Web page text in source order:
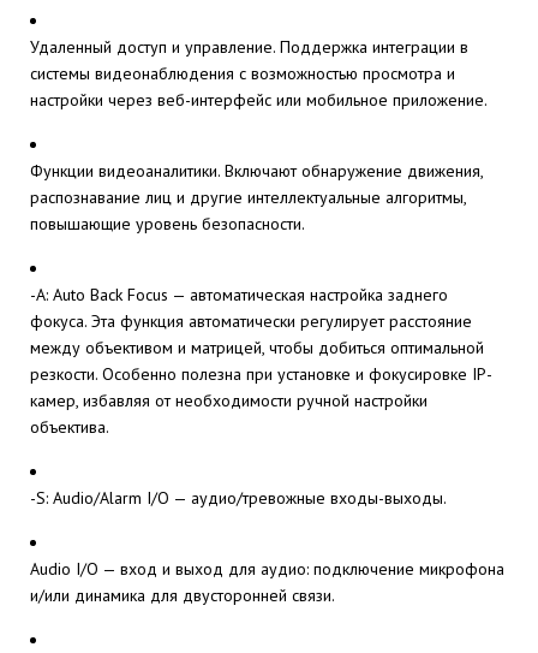
Удаленный доступ и управление. Поддержка интеграции в
системы видеонаблюдения с возможностью просмотра и
настройки через веб-интерфейс или мобильное приложение.
Функции видеоаналитики. Включают обнаружение движения,
распознавание лиц и другие интеллектуальные алгоритмы,
повышающие уровень безопасности.
-A: Auto Back Focus — автоматическая настройка заднего
фокуса. Эта функция автоматически регулирует расстояние
между объективом и матрицей, чтобы добиться оптимальной
резкости. Особенно полезна при установке и фокусировке IP-
камер, избавляя от необходимости ручной настройки
объектива.
-S: Audio/Alarm I/O — аудио/тревожные входы-выходы.
Audio I/O — вход и выход для аудио: подключение микрофона
и/или динамика для двусторонней связи.